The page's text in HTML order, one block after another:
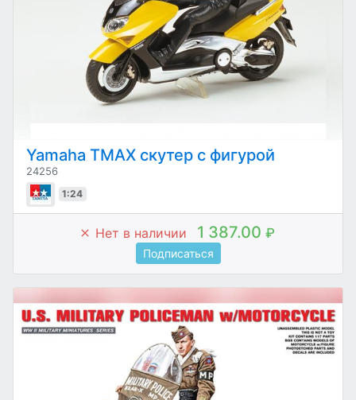
Yamaha TMAX скутер с фигурой
24256
1:24
Нет в наличии 1 387.00 ₽
Подписаться